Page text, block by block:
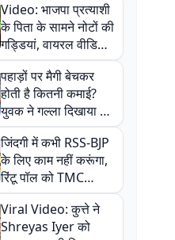
Video: भाजपा प्रत्याशी
के पिता के सामने नोटों की
गड्डियां, वायरल वीडियो
से राजनीति में उबाल,
अजित महतो बोले- TMC
की गंदी चाल
पहाड़ों पर मैगी बेचकर
होती है कितनी कमाई?
युवक ने गल्ला दिखाया तो
नौकरी वालों के खड़े हो गए
कान
जिंदगी में कभी RSS-BJP
के लिए काम नहीं करूंगा,
रिंटू पॉल को TMC
ऑफिस में ले जाकर पीटा,
Video वायरल
Viral Video: कुत्ते ने
Shreyas Iyer को